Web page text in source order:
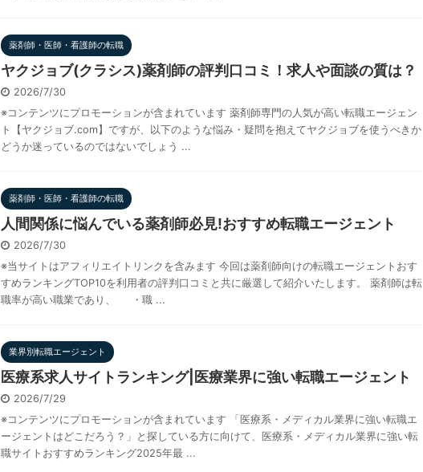
薬剤師・医師・看護師の転職
ヤクジョブ(クラシス)薬剤師の評判口コミ！求人や面談の質は？
2026/7/30
※コンテンツにプロモーションが含まれています 薬剤師専門の人気が高い転職エージェン
ト【ヤクジョブ.com】ですが、以下のような悩み・疑問を抱えてヤクジョブを使うべきか
どうか迷っているのではないでしょう ...
薬剤師・医師・看護師の転職
人間関係に悩んでいる薬剤師必見!おすすめ転職エージェント
2026/7/30
※当サイトはアフィリエイトリンクを含みます 今回は薬剤師向けの転職エージェントおす
すめランキングTOP10を利用者の評判口コミと共に厳選して紹介いたします。 薬剤師は転
職率が高い職業であり、 ・職 ...
業界別転職エージェント
医療系求人サイトランキング|医療業界に強い転職エージェント
2026/7/29
※コンテンツにプロモーションが含まれています 「医療系・メディカル業界に強い転職エ
ージェントはどこだろう？」と探している方に向けて、医療系・メディカル業界に強い転
職サイトおすすめランキング2025年最 ...